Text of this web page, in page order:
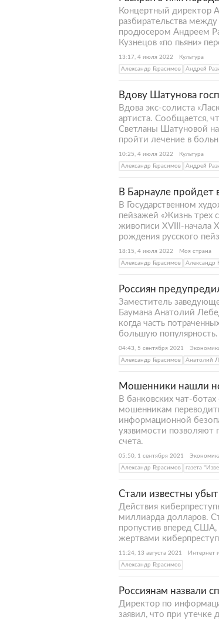
Концертный директор
разбирательства
продюсером Андреем
Кузнецов «по пьяни»
13:17, 4 июля 2022
Культура
Александр Герасимов
Андрей
Вдову Шатунова
Вдова экс-солиста
артиста. Сообщается,
Светланы Шатуновой
пройти лечение в
10:25, 4 июля 2022
Культура
Александр Герасимов
Андрей
В Барнауле пройдет
В Государственном
пейзажей «Жизнь трех
живописи XVIII-начала
рождения русского
18:15, 4 июля 2022
Моя страна
Александр Герасимов
Александр
Россиян
Заместитель
Баумана Анатолий
когда часть
большую
04:43, 5 сентября 2021
Александр Герасимов
Анатолий
Мошенники нашли
В банковских чат-
мошенникам
информационной
уязвимости позволяют
счета.
05:50, 1 сентября 2021
Александр Герасимов
газета
Стали известны
Действия
миллиарда долларов.
пропустив вперед
жертвами
11:24, 13 августа 2021
Интернет
Александр Герасимов
Россиянам назвали
Директор по
заявил, что при утечке